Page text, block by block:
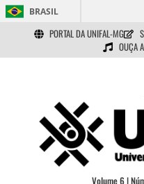
BRASIL
PORTAL DA UNIFAL-MG
OUÇA
Volume 6 |